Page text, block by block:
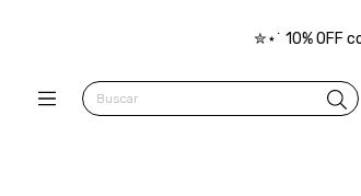
✮⋆˙ 10% OFF con transferencia ⋆˙⟡